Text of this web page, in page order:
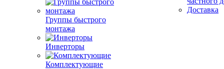
Группы быстрого
монтажа
Инверторы
Комплектующие
Доставка